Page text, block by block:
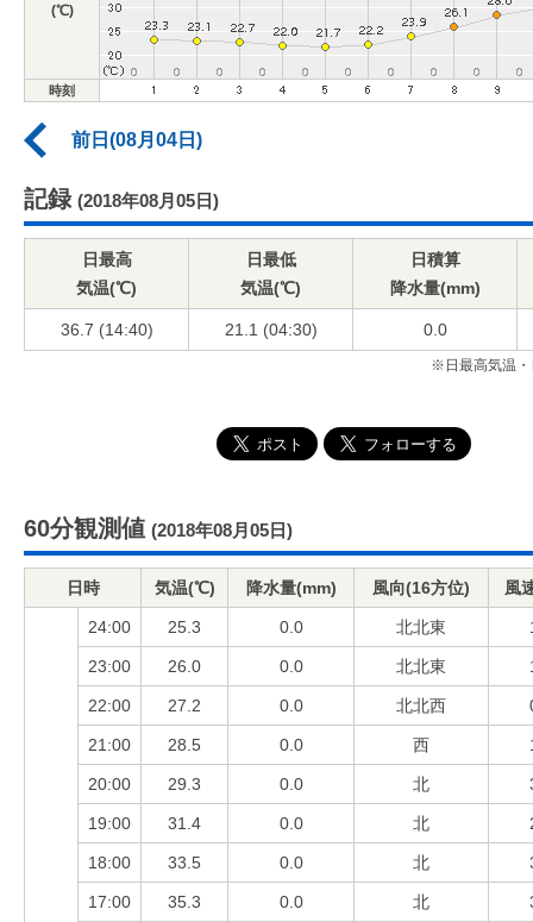
(℃)
時刻
前日(08月04日)
記録 (2018年08月05日)
日最高
気温(℃)
日最低
気温(℃)
日積算
降水量(mm)
36.7 (14:40) 21.1 (04:30) 0.0
※日最高気温・
60分観測値 (2018年08月05日)
日時 気温(℃) 降水量(mm) 風向(16方位) 風
24:00 25.3 0.0 北北東
23:00 26.0 0.0 北北東
22:00 27.2 0.0 北北西
21:00 28.5 0.0 西
20:00 29.3 0.0 北
19:00 31.4 0.0 北
18:00 33.5 0.0 北
17:00 35.3 0.0 北